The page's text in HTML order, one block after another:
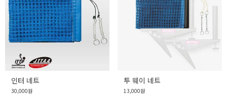
인터 네트
30,000원
투 웨이 네트
13,000원